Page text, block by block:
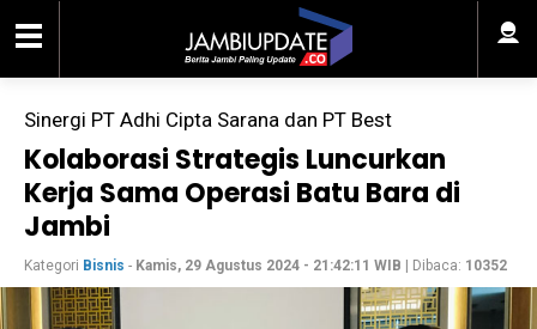
Sinergi PT Adhi Cipta Sarana dan PT Best
Kolaborasi Strategis Luncurkan
Kerja Sama Operasi Batu Bara di
Jambi
Kategori Bisnis - Kamis, 29 Agustus 2024 - 21:42:11 WIB | Dibaca: 10352